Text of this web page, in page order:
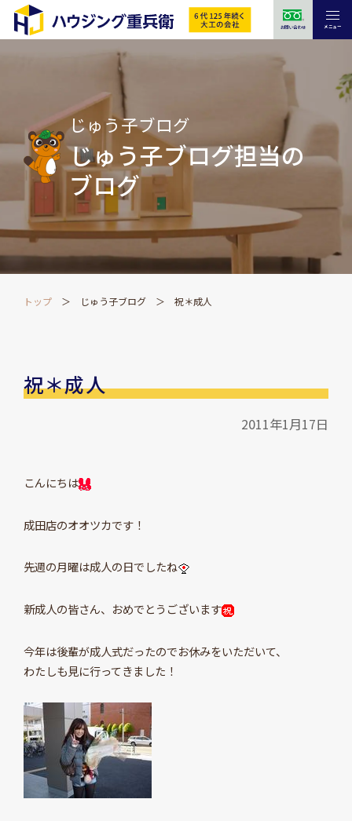
お問い合わせ メニュー
じゅう子ブログ
じゅう子ブログ担当の
ブログ
トップ じゅう子ブログ 祝＊成人
祝＊成人
2011年1月17日
こんにちは
成田店のオオツカです！
先週の月曜は成人の日でしたね
新成人の皆さん、おめでとうございます
今年は後輩が成人式だったのでお休みをいただいて、
わたしも見に行ってきました！